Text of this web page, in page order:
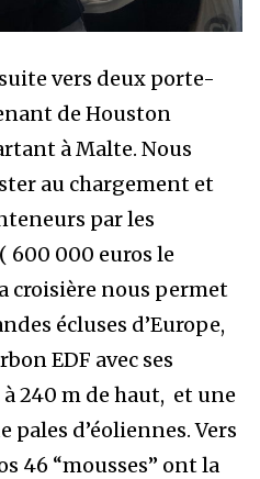
vers deux porte-
de Houston
à Malte. Nous
au chargement et
par les
600 000 euros le
croisière nous permet
écluses d’Europe,
EDF avec ses
240 m de haut, et une
d’éoliennes. Vers
46 “mousses” ont la